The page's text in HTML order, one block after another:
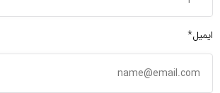
ایمیل*